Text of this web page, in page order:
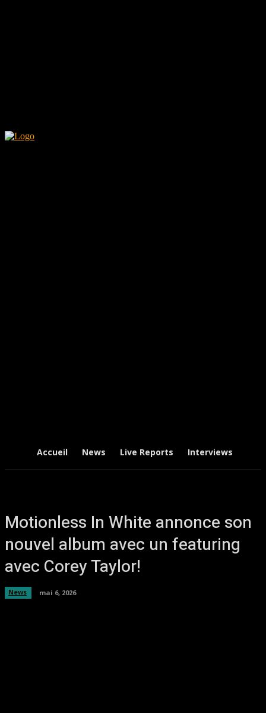
Accueil News Live Reports Interviews
Motionless In White annonce son
nouvel album avec un featuring
avec Corey Taylor!
News mai 6, 2026